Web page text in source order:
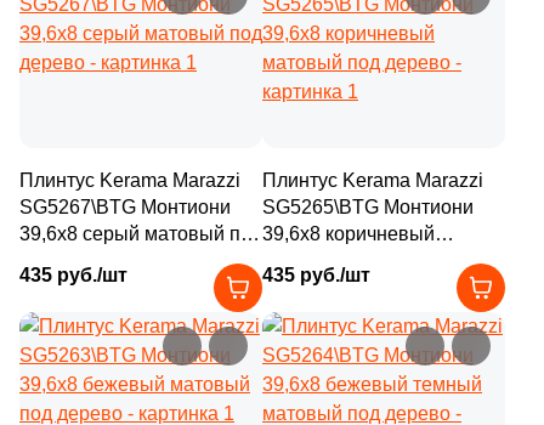
90x90 (3)
119.5x33 (4)
119.5x12.5 (
119.5x10.7 (4)
120x33 (206 )
120x32.5 (5)
Плинтус Kerama Marazzi
SG5267\BTG Монтиони
39,6x8 серый матовый под
435 руб./шт
Плинтус Kerama Marazzi
SG5265\BTG Монтиони
39,6x8 коричневый
435 руб./шт